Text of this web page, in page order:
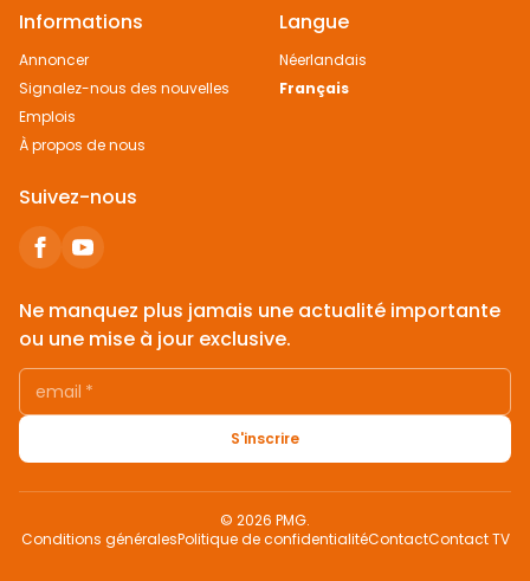
Informations
Annoncer
Signalez-nous des nouvelles
Emplois
À propos de nous
Langue
Néerlandais
Français
Suivez-nous
Ne manquez plus jamais une actualité importante
ou une mise à jour exclusive.
email *
S'inscrire
© 2026 PMG.
Conditions généralesPolitique de confidentialitéContactContact TV